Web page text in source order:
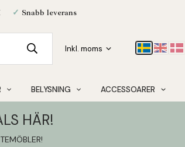
✓ Snabb leverans
BELYSNING ACCESSOARER
HÄR!
!